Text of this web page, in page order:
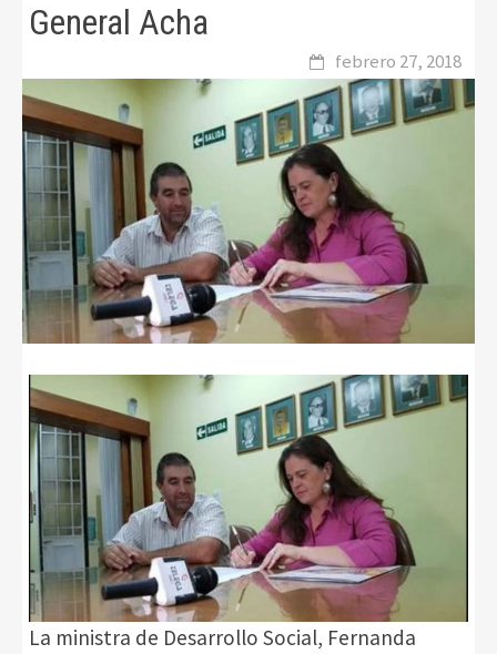
General Acha
febrero 27, 2018
La ministra de Desarrollo Social, Fernanda